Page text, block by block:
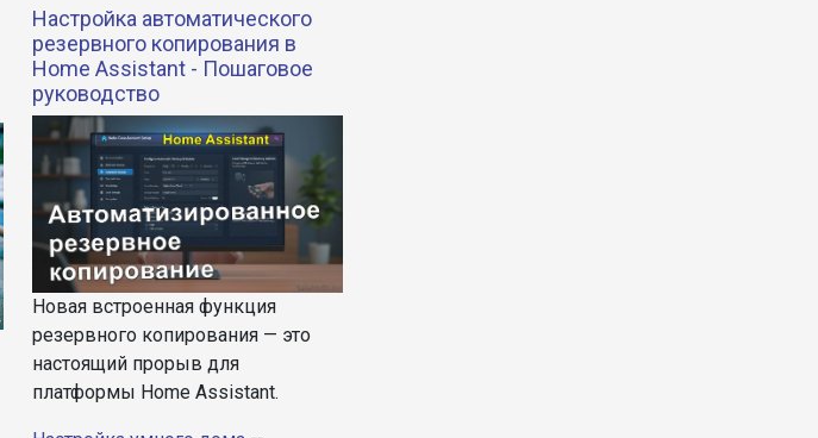
Настройка автоматического
резервного копирования в
Home Assistant - Пошаговое
руководство
Новая встроенная функция
резервного копирования — это
настоящий прорыв для
платформы Home Assistant.